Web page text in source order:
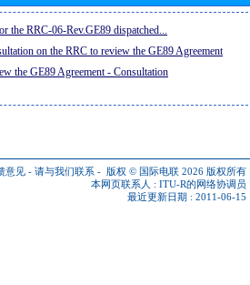
the RRC-06-Rev.GE89 dispatched...
on the RRC to review the GE89 Agreement
the GE89 Agreement - Consultation
意见 - 请与我们联系 - 版权 © 国际电联 2026 版权所有
本网页联系人 : ITU-R的网络协调员
最近更新日期 : 2011-06-15